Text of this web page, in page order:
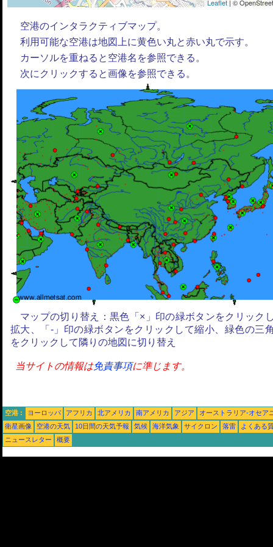
Leaflet | ©
空港のインタラクティブマップ。
利用可能な空港は地図上に黄色い丸と赤い丸で示す。
カーソルを重ねると空港名を参照できる。
次にクリックすると画像を参照できる。
マップの切り替え：黒色「×」印の緑ボタンをクリック
拡大、「-」印の緑ボタンをクリックして縮小、緑色の三
をクリックして隣りの地図に切り替え
当サイトの情報は免責事項に準じます。
空港 : ヨーロッパ アフリカ 北アメリカ 南アメリカ アジア
オーストラリア-オセア
衛星画像
空港の天気 10日間の天気予報 気候 海洋気象 サイクロン 落雷
よくある
ニュースレター
概要